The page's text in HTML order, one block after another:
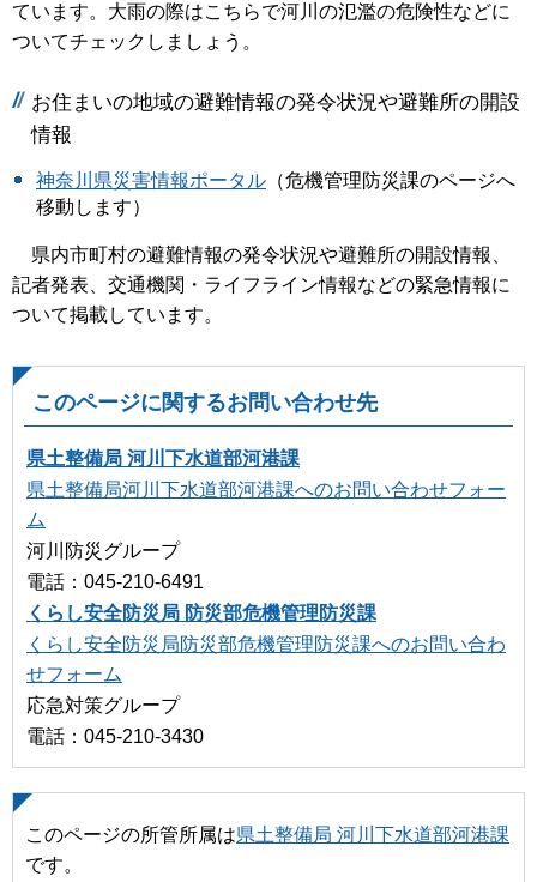
ています。大雨の際はこちらで河川の氾濫の危険性などに
ついてチェックしましょう。
お住まいの地域の避難情報の発令状況や避難所の開設
情報
神奈川県災害情報ポータル （危機管理防災課のページへ
移動します）
県内市町村の避難情報の発令状況や避難所の開設情報、
記者発表、交通機関・ライフライン情報などの緊急情報に
ついて掲載しています。
このページに関するお問い合わせ先
県土整備局 河川下水道部河港課
県土整備局河川下水道部河港課へのお問い合わせフォー
ム
河川防災グループ
電話：045-210-6491
くらし安全防災局 防災部危機管理防災課
くらし安全防災局防災部危機管理防災課へのお問い合わ
せフォーム
応急対策グループ
電話：045-210-3430
このページの所管所属は県土整備局 河川下水道部河港課
です。